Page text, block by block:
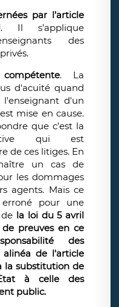
par l’article
. Il s’applique
des
. La
d'acuité quand
d'un
mise en cause.
que c’est la
qui est
de ces litiges. En
un cas de
les dommages
agents. Mais ce
pour une
la loi du 5 avril
preuves en ce
des
de l'article
la substitution de
à celle des
public.